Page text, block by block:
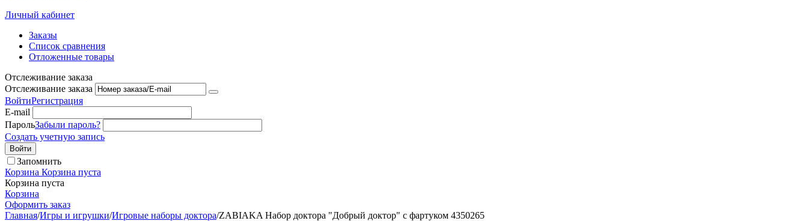
Личный кабинет
Заказы
Список сравнения
Отложенные товары
Отслеживание заказа
Отслеживание заказа
ВойтиРегистрация
E-mail
ПарольЗабыли пароль?
Создать учетную запись
Войти
Запомнить
Корзина Корзина пуста
Корзина пуста
Корзина
Оформить заказ
Главная/Игры и игрушки/Игровые наборы доктора/ZABIAKA Набор доктора "Добрый доктор" с фартуком 4350265